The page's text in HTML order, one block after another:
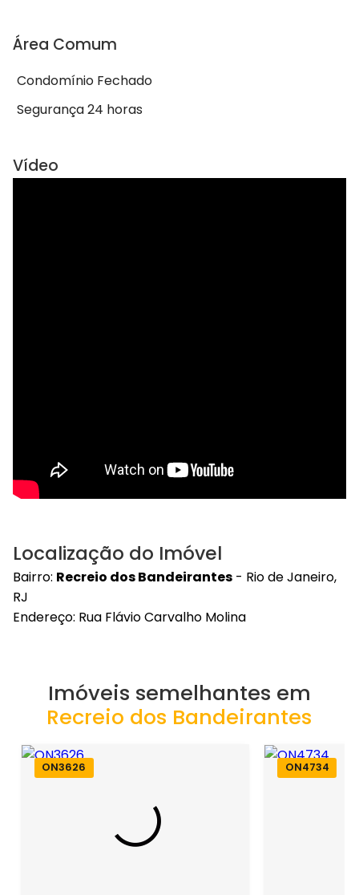
Área Comum
Condomínio Fechado
Segurança 24 horas
Vídeo
Localização do Imóvel
Bairro: Recreio dos Bandeirantes - Rio de Janeiro,
RJ
Endereço: Rua Flávio Carvalho Molina
Imóveis semelhantes em
Recreio dos Bandeirantes
ON3626 ON4734